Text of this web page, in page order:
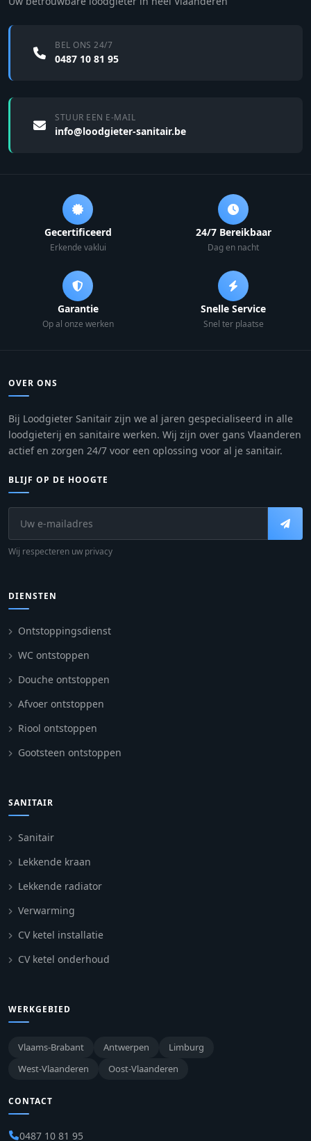
BEL ONS 24/7
0487 10 81 95
STUUR EEN E-MAIL
info@loodgieter-sanitair.be
Gecertificeerd
Erkende vaklui
24/7 Bereikbaar
Dag en nacht
Garantie
Op al onze werken
Snelle Service
Snel ter plaatse
OVER ONS
Bij Loodgieter Sanitair zijn we al jaren gespecialiseerd in alle
loodgieterij en sanitaire werken. Wij zijn over gans Vlaanderen
actief en zorgen 24/7 voor een oplossing voor al je sanitair.
BLIJF OP DE HOOGTE
Wij respecteren uw privacy
DIENSTEN
Ontstoppingsdienst
WC ontstoppen
Douche ontstoppen
Afvoer ontstoppen
Riool ontstoppen
Gootsteen ontstoppen
SANITAIR
Sanitair
Lekkende kraan
Lekkende radiator
Verwarming
CV ketel installatie
CV ketel onderhoud
WERKGEBIED
Vlaams-Brabant Antwerpen
Limburg
West-Vlaanderen
Oost-Vlaanderen
CONTACT
0487 10 81 95